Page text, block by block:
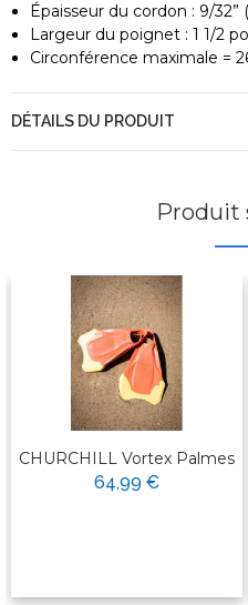
Épaisseur du cordon : 9/32”
Largeur du poignet : 1 1/2
Circonférence maximale =
DÉTAILS DU PRODUIT
Produit
CHURCHILL Vortex Palmes
64,99 €